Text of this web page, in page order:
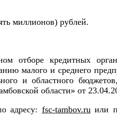
миллионов) рублей.
отборе кредитных
малого и среднего
и областного
области» от
адресу: fsc-tambov.ruили